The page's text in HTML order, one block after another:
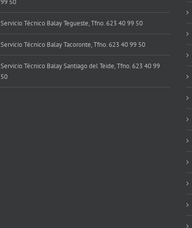
99 50
Servicio Técnico Balay Tegueste, Tfno. 623 40 99 50
Servicio Técnico Balay Tacoronte, Tfno. 623 40 99 50
Servicio Técnico Balay Santiago del Teide, Tfno. 623 40 99
50